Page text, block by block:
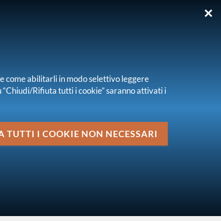
✕
come abilitarli in modo selettivo leggere
Rifiuta tutti i cookie” saranno attivati i
I COOKIE NON NECESSARI